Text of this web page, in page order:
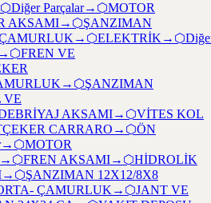
⬡Diğer Parçalar→ ⬡MOTOR
AKSAMI→ ⬡ŞANZIMAN
→ ⬡ELEKTRİK→ ⬡
⬡FREN VE
→ ⬡ŞANZIMAN
VE
AKSAMI→ ⬡VİTES KOL
CARRARO → ⬡ÖN
→ ⬡MOTOR
→ ⬡FREN AKSAMI→ ⬡HİDROLİK
→ ⬡ŞANZIMAN 12X12/8X8
ÇAMURLUK→ ⬡JANT VE